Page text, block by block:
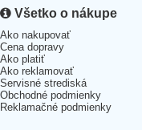
Všetko o nákupe
Ako nakupovať
Cena dopravy
Ako platiť
Ako reklamovať
Servisné strediská
Obchodné podmienky
Reklamačné podmienky